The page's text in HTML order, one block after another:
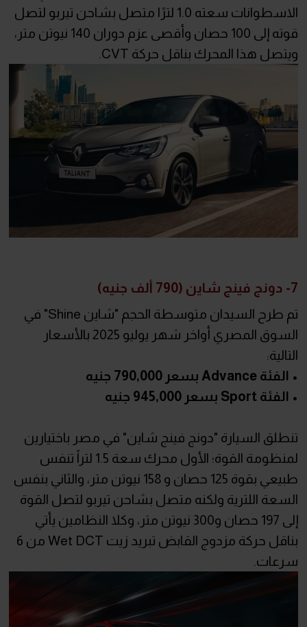
الاسطوانات سعته 1.0 لترًا متصل بشاحن تيربو لتصل
قوته إلى 100 حصان وأقصى عزم دوران 140 نيوتن متر،
ويتصل هذا المحرك بناقل حركة CVT.
7- دونج فينج شاين (790 ألف جنيه)
تم طرح السيدان متوسطة الحجم "شاين Shine" في
السوق المصري أواخر شهر يوليو 2025 بالأسعار
التالية:
• الفئة Advance بسعر 790,000 جنيه
• الفئة Sport بسعر 945,000 جنيه
تنطلق السيارة "دونج فينج شاين" في مصر باختيارين
لمنظومة القوة؛ الأول محرك سعة 1.5 لتراً تنفس
طبيعي بقوة 125 حصان و 158 نيوتن متر، والثاني بنفس
السعة اللترية ولكنه متصل بشاحن تيربو لتصل القوة
إلى 197 حصان و300 نيوتن متر، وكلا النظامين يأتي
بناقل حركة مزدوج القابض تبريد زيت Wet DCT من 6
سرعات.